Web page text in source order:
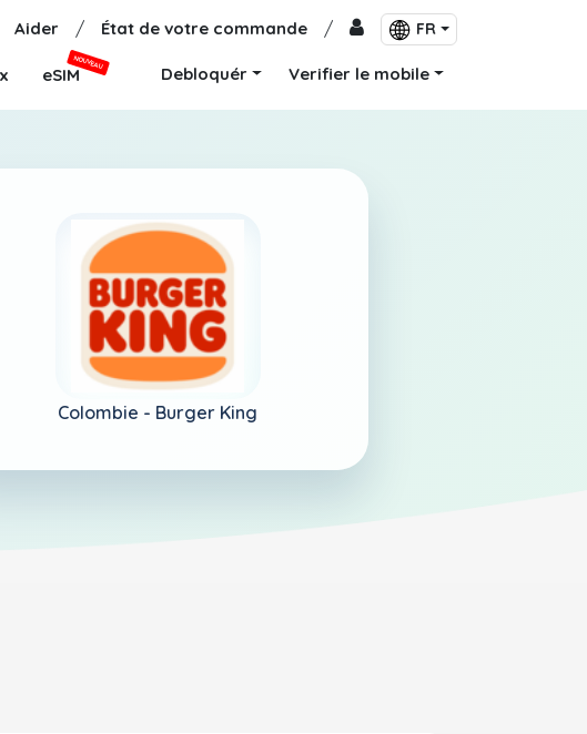
Aider / État de votre commande / FR
eSIM
NOUVEAU
Debloquér Verifier le mobile
Colombie - Burger King